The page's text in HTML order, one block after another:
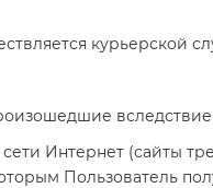
курьерской
Интернет (сайты
Пользователь